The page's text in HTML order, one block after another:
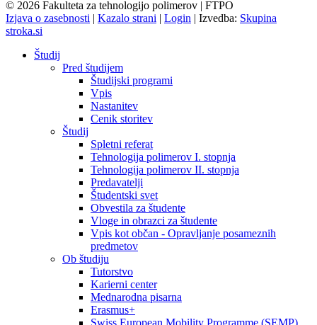
© 2026 Fakulteta za tehnologijo polimerov | FTPO
Izjava o zasebnosti
Kazalo strani Login Izvedba: Skupina
stroka.si
Študij
Pred študijem
Študijski programi
Vpis
Nastanitev
Cenik storitev
Študij
Spletni referat
Tehnologija polimerov I. stopnja
Tehnologija polimerov II. stopnja
Predavatelji
Študentski svet
Obvestila za študente
Vloge in obrazci za študente
Vpis kot občan - Opravljanje posameznih
predmetov
Ob študiju
Tutorstvo
Karierni center
Mednarodna pisarna
Erasmus+